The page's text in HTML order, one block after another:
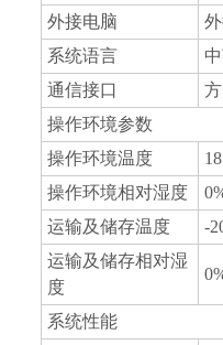
外接电脑
系统语言
通信接口
操作环境参数
操作环境温度
操作环境相对湿度
运输及储存温度
-
运输及储存相对湿
度
系统性能